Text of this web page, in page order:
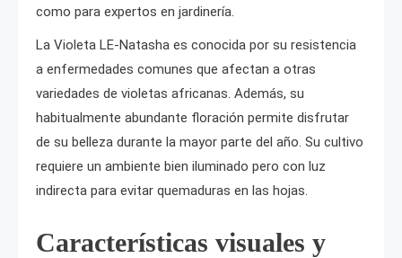
como para expertos en jardinería.
La Violeta LE-Natasha es conocida por su resistencia
a enfermedades comunes que afectan a otras
variedades de violetas africanas. Además, su
habitualmente abundante floración permite disfrutar
de su belleza durante la mayor parte del año. Su cultivo
requiere un ambiente bien iluminado pero con luz
indirecta para evitar quemaduras en las hojas.
Características visuales y